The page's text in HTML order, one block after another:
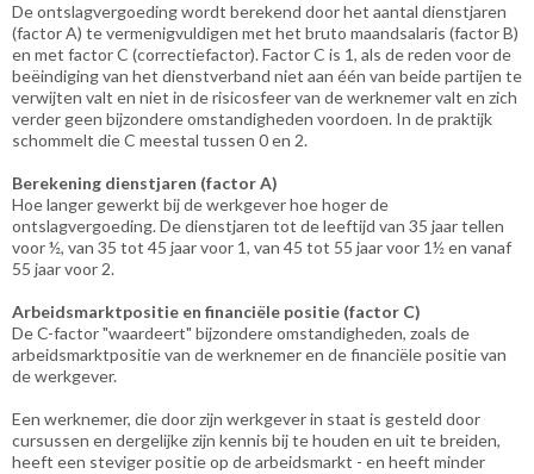
De ontslagvergoeding wordt berekend door het aantal dienstjaren
(factor A) te vermenigvuldigen met het bruto maandsalaris (factor B)
en met factor C (correctiefactor). Factor C is 1, als de reden voor de
beëindiging van het dienstverband niet aan één van beide partijen te
verwijten valt en niet in de risicosfeer van de werknemer valt en zich
verder geen bijzondere omstandigheden voordoen. In de praktijk
schommelt die C meestal tussen 0 en 2.
Berekening dienstjaren (factor A)
Hoe langer gewerkt bij de werkgever hoe hoger de
ontslagvergoeding. De dienstjaren tot de leeftijd van 35 jaar tellen
voor ½, van 35 tot 45 jaar voor 1, van 45 tot 55 jaar voor 1½ en vanaf
55 jaar voor 2.
Arbeidsmarktpositie en financiële positie (factor C)
De C-factor "waardeert" bijzondere omstandigheden, zoals de
arbeidsmarktpositie van de werknemer en de financiële positie van
de werkgever.
Een werknemer, die door zijn werkgever in staat is gesteld door
cursussen en dergelijke zijn kennis bij te houden en uit te breiden,
heeft een steviger positie op de arbeidsmarkt - en heeft minder